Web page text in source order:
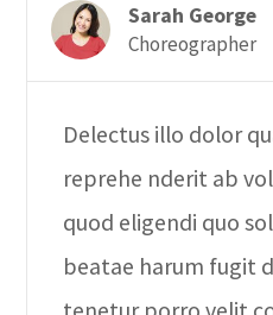
Sarah George
Choreographer
Delectus illo dolor
reprehe nderit ab
quod eligendi quo
beatae harum fugit